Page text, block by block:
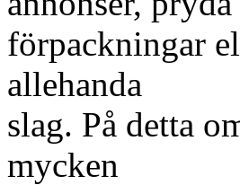
förpackningar
allehanda
slag. På detta
mycken